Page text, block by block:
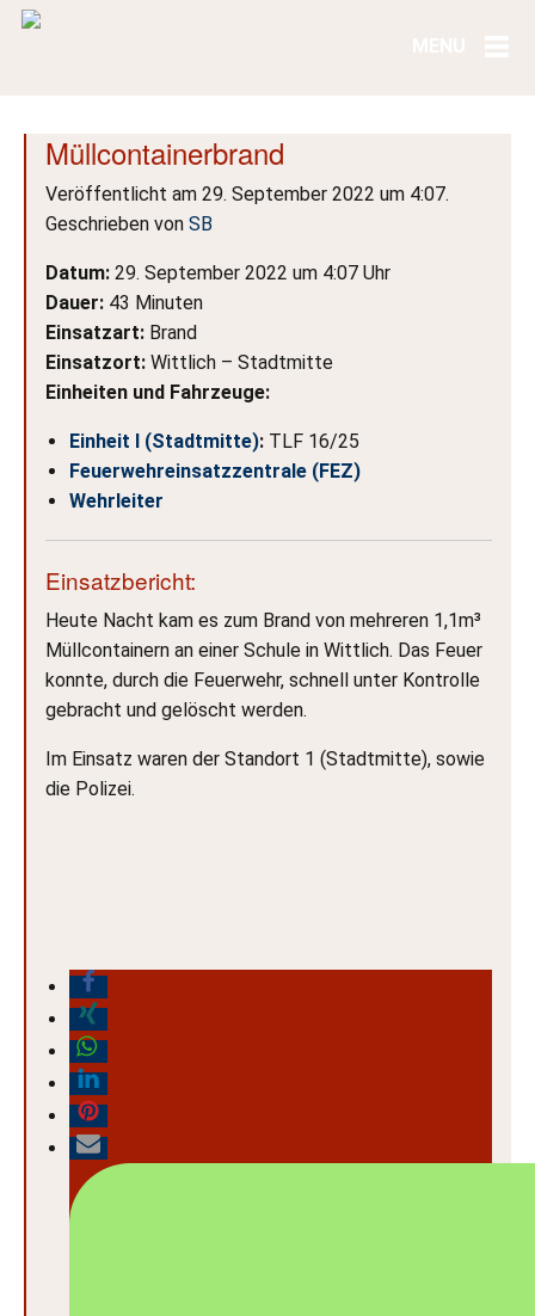
Müllcontainerbrand
Veröffentlicht am 29. September 2022 um 4:07.
Geschrieben von SB
Datum: 29. September 2022 um 4:07 Uhr
Dauer: 43 Minuten
Einsatzart: Brand
Einsatzort: Wittlich – Stadtmitte
Einheiten und Fahrzeuge:
Einheit I (Stadtmitte): TLF 16/25
Feuerwehreinsatzzentrale (FEZ)
Wehrleiter
Einsatzbericht:
Heute Nacht kam es zum Brand von mehreren 1,1m³
Müllcontainern an einer Schule in Wittlich. Das Feuer
konnte, durch die Feuerwehr, schnell unter Kontrolle
gebracht und gelöscht werden.
Im Einsatz waren der Standort 1 (Stadtmitte), sowie
die Polizei.